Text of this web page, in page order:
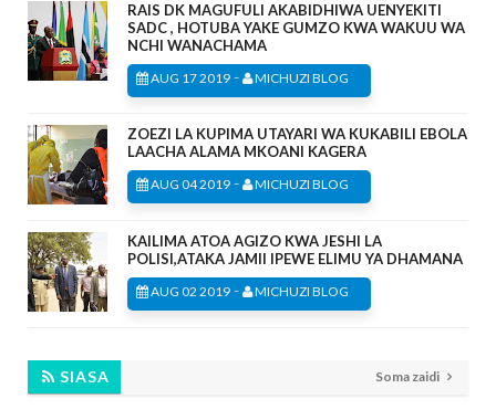
RAIS DK MAGUFULI AKABIDHIWA UENYEKITI
SADC , HOTUBA YAKE GUMZO KWA WAKUU WA
NCHI WANACHAMA
AUG 17 2019 - MICHUZI BLOG
ZOEZI LA KUPIMA UTAYARI WA KUKABILI EBOLA
LAACHA ALAMA MKOANI KAGERA
AUG 04 2019 - MICHUZI BLOG
KAILIMA ATOA AGIZO KWA JESHI LA
POLISI,ATAKA JAMII IPEWE ELIMU YA DHAMANA
AUG 02 2019 - MICHUZI BLOG
SIASA Soma zaidi